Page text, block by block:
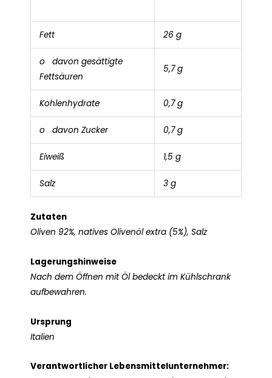
Fett 26 g
o davon gesättigte
Fettsäuren
5,7 g
Kohlenhydrate 0,7 g
o davon Zucker 0,7 g
Eiweiß 1,5 g
Salz 3 g
Zutaten
Oliven 92%, natives Olivenöl extra (5%), Salz
Lagerungshinweise
Nach dem Öffnen mit Öl bedeckt im Kühlschrank
aufbewahren.
Ursprung
Italien
Verantwortlicher Lebensmittelunternehmer: